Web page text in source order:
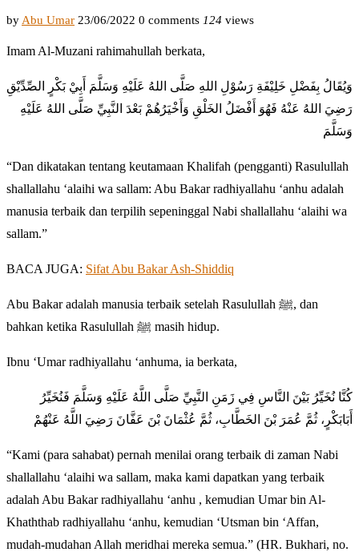
by Abu Umar 23/06/2022 0 comments 124 views
Imam Al-Muzani rahimahullah berkata,
وَيُقَالُ بِفَضْلِ خَلِيْفَةِ رَسُوْلِ اللهِ صَلَّى اللهُ عَلَيْهِ وَسَلَّمَ أَبِيْ بَكْرٍ الصِّدِّيْقِ
رَضِيَ اللهُ عَنْهُ فَهُوَ أَفْضَلُ الخَلْقِ وَأَخْيَرُهُمْ بَعْدَ النَّبِيِّ صَلَّى اللهُ عَلَيْهِ
وَسَلَّمَ
“Dan dikatakan tentang keutamaan Khalifah (pengganti) Rasulullah
shallallahu ‘alaihi wa sallam: Abu Bakar radhiyallahu ‘anhu adalah
manusia terbaik dan terpilih sepeninggal Nabi shallallahu ‘alaihi wa
sallam.”
BACA JUGA: Sifat Abu Bakar Ash-Shiddiq
Abu Bakar adalah manusia terbaik setelah Rasulullah ﷺ, dan
bahkan ketika Rasulullah ﷺ masih hidup.
Ibnu ‘Umar radhiyallahu ‘anhuma, ia berkata,
كُنَّا نُخَيِّرُ بَيْنَ النَّاسِ فِي زَمَنِ النَّبِيِّ صَلَّى اللَّهُ عَلَيْهِ وَسَلَّمَ فَنُخَيِّرُ
أَبَابَكْرٍ، ثُمَّ عُمَرَ بْنَ الخَطَّابِ، ثُمَّ عُثْمَانَ بْنَ عَفَّانَ رَضِيَ اللَّهُ عَنْهُمْ
“Kami (para sahabat) pernah menilai orang terbaik di zaman Nabi
shallallahu ‘alaihi wa sallam, maka kami dapatkan yang terbaik
adalah Abu Bakar radhiyallahu ‘anhu , kemudian Umar bin Al-
Khaththab radhiyallahu ‘anhu, kemudian ‘Utsman bin ‘Affan,
mudah-mudahan Allah meridhai mereka semua.” (HR. Bukhari, no.